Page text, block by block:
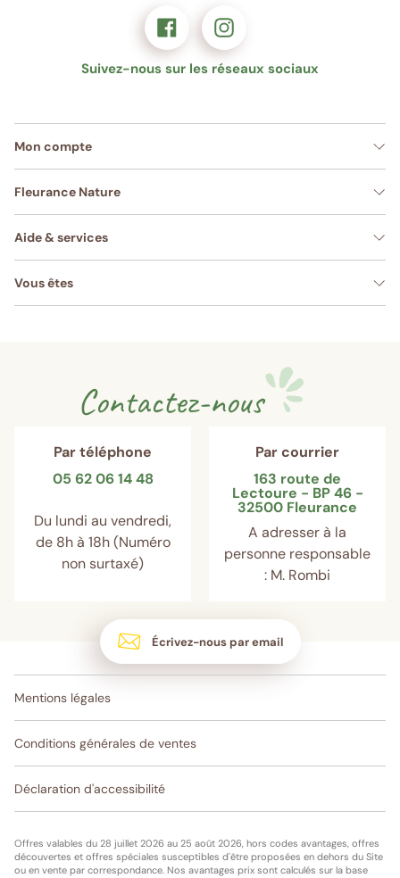
Suivez-nous sur les réseaux sociaux
Mon compte
Fleurance Nature
Aide & services
Vous êtes
Contactez-nous
Par téléphone
05 62 06 14 48
Du lundi au vendredi,
de 8h à 18h (Numéro
non surtaxé)
Par courrier
163 route de
Lectoure - BP 46 -
32500 Fleurance
A adresser à la
personne responsable
: M. Rombi
Écrivez-nous par email
Mentions légales
Conditions générales de ventes
Déclaration d'accessibilité
Offres valables du 28 juillet 2026 au 25 août 2026, hors codes avantages, offres
découvertes et offres spéciales susceptibles d'être proposées en dehors du Site
ou en vente par correspondance. Nos avantages prix sont calculés sur la base